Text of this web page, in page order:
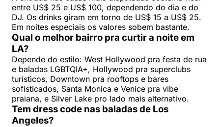
entre US$ 25 e US$ 100, dependendo do dia e do
DJ. Os drinks giram em torno de US$ 15 a US$ 25.
Em noites especiais os valores sobem bastante.
Qual o melhor bairro pra curtir a noite em
LA?
Depende do estilo: West Hollywood pra festa de rua
e baladas LGBTQIA+, Hollywood pra superclubs
turísticos, Downtown pra rooftops e bares
sofisticados, Santa Monica e Venice pra vibe
praiana, e Silver Lake pro lado mais alternativo.
Tem dress code nas baladas de Los
Angeles?